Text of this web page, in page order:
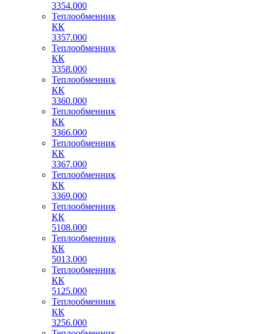
3354.000
Теплообменник
КК
3357.000
Теплообменник
КК
3358.000
Теплообменник
КК
3360.000
Теплообменник
КК
3366.000
Теплообменник
КК
3367.000
Теплообменник
КК
3369.000
Теплообменник
КК
5108.000
Теплообменник
КК
5013.000
Теплообменник
КК
5125.000
Теплообменник
КК
3256.000